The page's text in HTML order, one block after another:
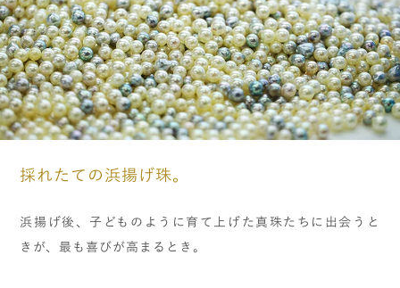
採れたての浜揚げ珠。
浜揚げ後、子どものように育て上げた真珠たちに出会うと
きが、最も喜びが高まるとき。